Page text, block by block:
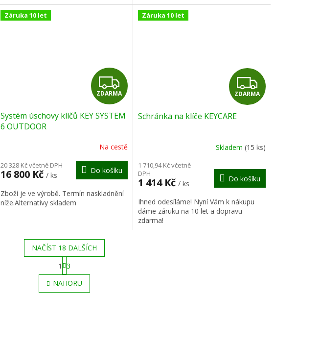
Záruka 10 let
Z
D
A
R
M
A
ZDARMA
Systém úschovy klíčů KEY SYSTEM
6 OUTDOOR
Na cestě
20 328 Kč včetně DPH
16 800 Kč / ks
Do košíku
Zboží je ve výrobě. Termín naskladnění
níže.Alternativy skladem
Záruka 10 let
Z
D
R
M
A
ZDARMA
Schránka na klíče KEYCARE
Skladem (15 ks)
1 710,94 Kč včetně
DPH
1 414 Kč / ks
Do košíku
Ihned odesíláme! Nyní Vám k nákupu
dáme záruku na 10 let a dopravu
zdarma!
O
v
l
d
NAČÍST 18 DALŠÍCH
S
t
r
á
n
o
1
3
NAHORU